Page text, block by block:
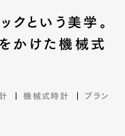
クという美学。
かけた機械式
機械式時計
ブラン